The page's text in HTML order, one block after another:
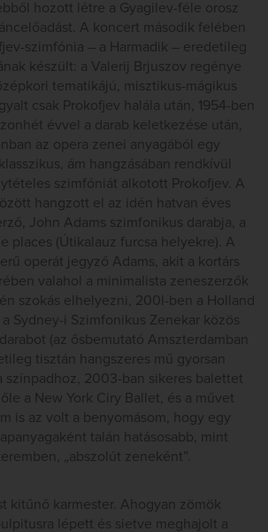
hozott létre a Gyagilev-féle orosz
A koncert második felében
szimfónia – a Harmadik – eredetileg
készült: a Valerij Brjuszov regénye
tematikájú, misztikus-mágikus
csak Prokofjev halála után, 1954-ben
évvel a darab keletkezése után,
az opera zenei anyagából egy
ám hangzásában rendkívül
szimfóniát alkotott Prokofjev. A
hangzott el az idén hatvan éves
John Adams szimfonikus darabja, a
places (Útikalauz furcsa helyekre). A
operát jegyző Adams, akit a kortárs
valahol a minimalista zeneszerzők
szokás elhelyezni, 200l-ben a Holland
a Sydney-i Szimfonikus Zenekar közös
(az ősbemutató Amszterdamban
tisztán hangszeres mű gyorsan
színpadhoz, 2003-ban sikeres balettet
a New York Ciry Ballet, és a művet
is az volt a benyomásom, hogy egy
talán hatásosabb, mint
„abszolút zeneként”.
kitűnő karmester. Ahogyan zömök
lépett és sietve meghajolt a